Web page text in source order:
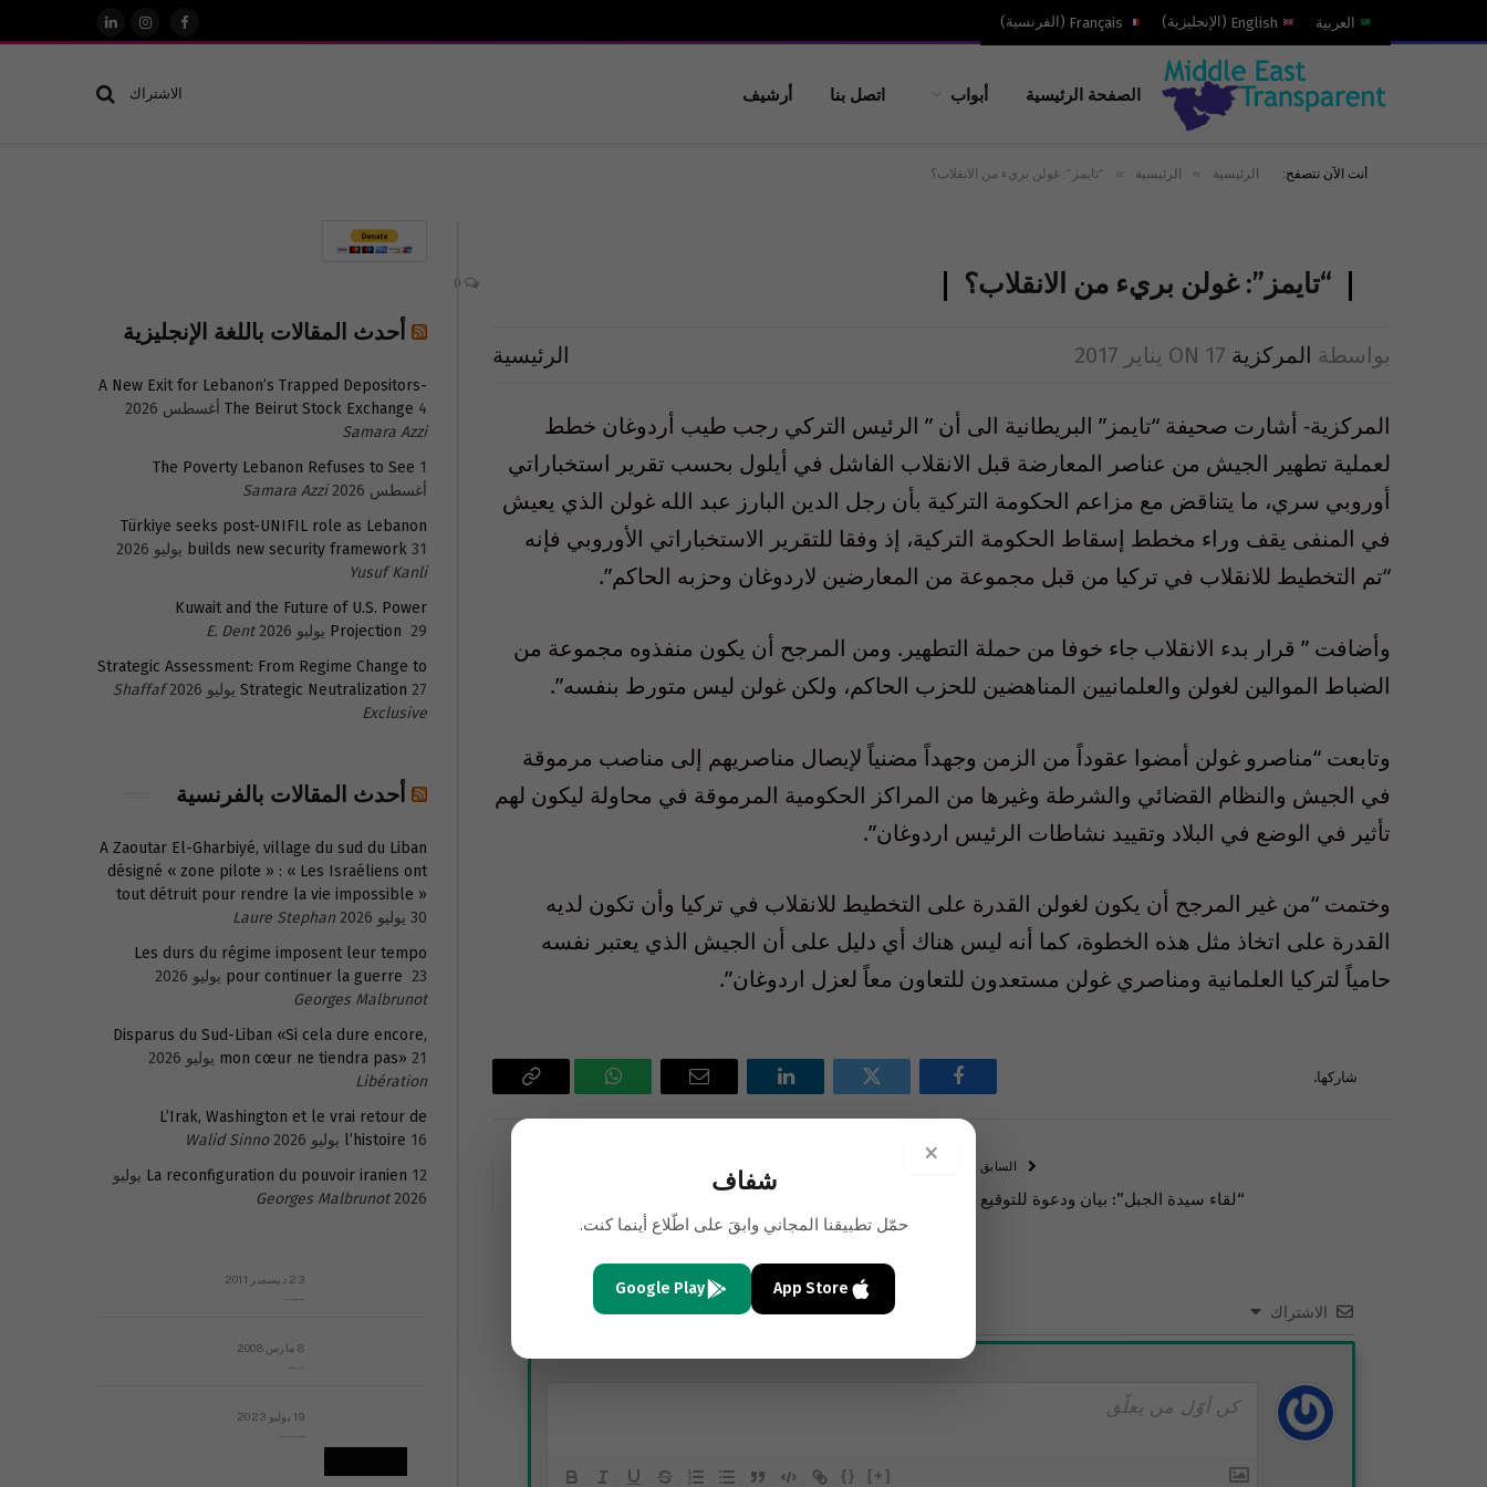
العربية English
( الإنجليزية)
Français
( الفرنسية)
فيسبوكالانستغرام
لينكدإن
الصفحة الرئيسية أبواب اتصل بنا أرشيف الاشتراك
أنت الآن تتصفح: الرئيسية » الرئيسية » “تايمز”: غولن بريء من الانقلاب؟
“تايمز”: غولن بريء من الانقلاب؟
بواسطة المركزية ON 17 يناير 2017 الرئيسية
المركزية- أشارت صحيفة “تايمز” البريطانية الى أن ” الرئيس التركي رجب طيب أردوغان خطط
لعملية تطهير الجيش من عناصر المعارضة قبل الانقلاب الفاشل في أيلول بحسب تقرير استخباراتي
أوروبي سري، ما يتناقض مع مزاعم الحكومة التركية بأن رجل الدين البارز عبد الله غولن الذي يعيش
في المنفى يقف وراء مخطط إسقاط الحكومة التركية، إذ وفقا للتقرير الاستخباراتي الأوروبي فإنه
“تم التخطيط للانقلاب في تركيا من قبل مجموعة من المعارضين لاردوغان وحزبه الحاكم”.
وأضافت ” قرار بدء الانقلاب جاء خوفا من حملة التطهير. ومن المرجح أن يكون منفذوه مجموعة من
الضباط الموالين لغولن والعلمانيين المناهضين للحزب الحاكم، ولكن غولن ليس متورط بنفسه”.
وتابعت “مناصرو غولن أمضوا عقوداً من الزمن وجهداً مضنياً لإيصال مناصريهم إلى مناصب مرموقة
في الجيش والنظام القضائي والشرطة وغيرها من المراكز الحكومية المرموقة في محاولة ليكون لهم
تأثير في الوضع في البلاد وتقييد نشاطات الرئيس اردوغان”.
وختمت “من غير المرجح أن يكون لغولن القدرة على التخطيط للانقلاب في تركيا وأن تكون لديه
القدرة على اتخاذ مثل هذه الخطوة، كما أنه ليس هناك أي دليل على أن الجيش الذي يعتبر نفسه
حامياً لتركيا العلمانية ومناصري غولن مستعدون للتعاون معاً لعزل اردوغان”.
شاركها.
فيسبوك تويتر لينكدإن
البريد
واتساب
Copy
Link
السابق
“لقاء سيدة الجبل”: بيان ودعوة للتوقيع
الاشتراك
{} [+]
أحدث المقالات باللغة الإنجليزية
A New Exit for Lebanon’s Trapped Depositors-
The Beirut Stock Exchange 4 أغسطس 2026
Samara Azzi
The Poverty Lebanon Refuses to See 1
أغسطس 2026
Samara Azzi
Türkiye seeks post-UNIFIL role as Lebanon
builds new security framework 31 يوليو 2026
Yusuf Kanli
Kuwait and the Future of U.S. Power
Projection 29 يوليو 2026
E. Dent
Strategic Assessment: From Regime Change to
Strategic Neutralization 27 يوليو 2026
Shaffaf
Exclusive
أحدث المقالات بالفرنسية
A Zaoutar El-Gharbiyé, village du sud du Liban
désigné « zone pilote » : « Les Israéliens ont
tout détruit pour rendre la vie impossible »
30 يوليو 2026
Laure Stephan
Les durs du régime imposent leur tempo
pour continuer la guerre 23 يوليو 2026
Georges Malbrunot
Disparus du Sud-Liban «Si cela dure encore,
mon cœur ne tiendra pas» 21 يوليو 2026
Libération
L’Irak, Washington et le vrai retour de
l’histoire 16 يوليو 2026
Walid Sinno
La reconfiguration du pouvoir iranien 12 يوليو
2026
Georges Malbrunot
23 ديسمبر 2011
8 مارس 2008
19 يوليو 2023
×
شفاف
حمّل تطبيقنا المجاني وابقَ على اطّلاع أينما كنت.
App Store
Google Play